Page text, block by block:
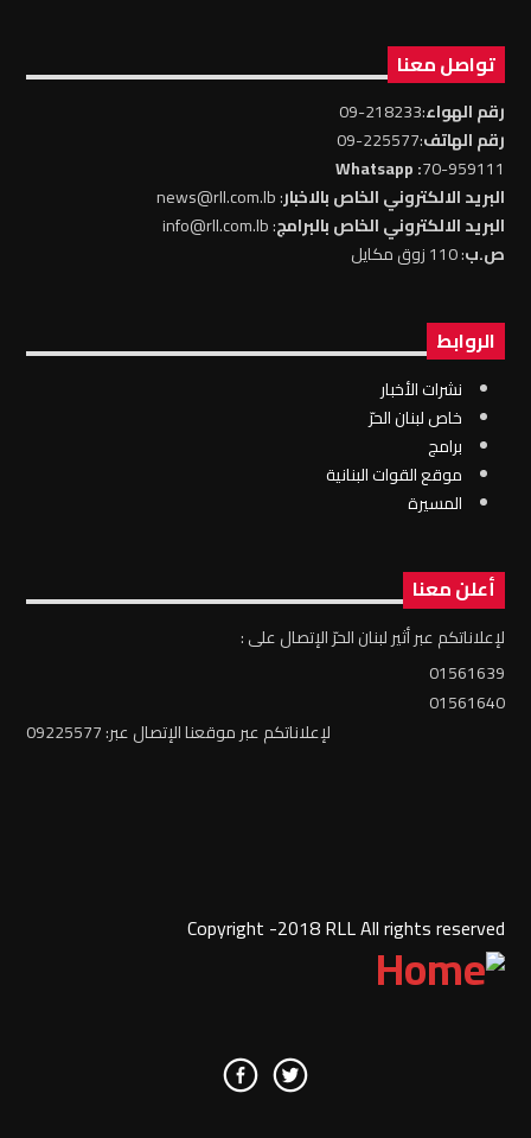
تواصل معنا
رقم الهواء:218233-09
رقم الهاتف:225577-09
70-959111
: Whatsapp
البريد الالكتروني الخاص بالاخبار: news@rll.com.lb
البريد الالكتروني الخاص بالبرامج: info@rll.com.lb
ص.ب: 110 زوق مكايل
الروابط
نشرات الأخبار
خاص لبنان الحرّ
برامج
موقع القوات البنانية
المسيرة
أعلن معنا
لإعلاناتكم عبر أثير لبنان الحرّ الإتصال على :
01561639
01561640
لإعلاناتكم عبر موقعنا الإتصال عبر: 09225577
Copyright -2018 RLL All rights reserved